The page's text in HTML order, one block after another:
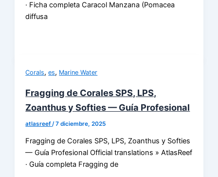
· Ficha completa Caracol Manzana (Pomacea
diffusa
Corals,es, Marine Water
Fragging de Corales SPS, LPS,
Zoanthus y Softies — Guía Profesional
atlasreef/7 diciembre, 2025
Fragging de Corales SPS, LPS, Zoanthus y Softies
— Guía Profesional Official translations » AtlasReef
· Guía completa Fragging de